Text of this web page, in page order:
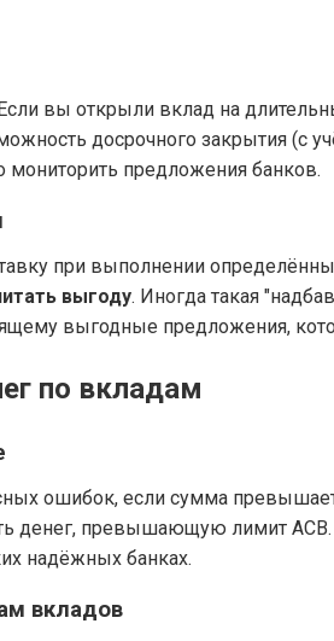
вы открыли вклад на
досрочного закрытия (с
предложения банков.
при выполнении
выгоду. Иногда такая
выгодные предложения,
по вкладам
ошибок, если сумма
денег, превышающую лимит
надёжных банках.
вкладов